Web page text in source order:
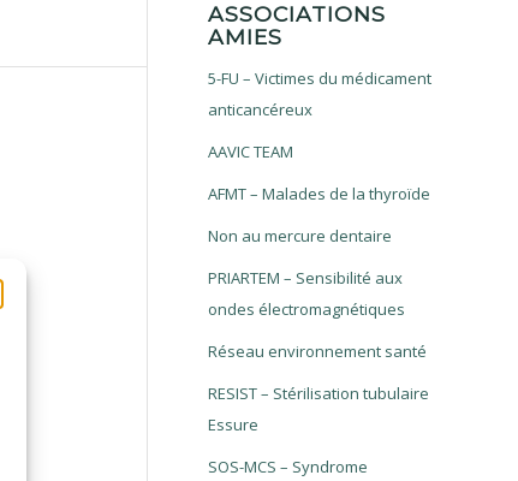
ASSOCIATIONS
AMIES
5-FU – Victimes du médicament
anticancéreux
AAVIC TEAM
AFMT – Malades de la thyroïde
Non au mercure dentaire
PRIARTEM – Sensibilité aux
ondes électromagnétiques
Réseau environnement santé
RESIST – Stérilisation tubulaire
Essure
SOS-MCS – Syndrome